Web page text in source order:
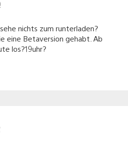
nichts zum runterladen?
eine Betaversion gehabt. Ab
los?19uhr?